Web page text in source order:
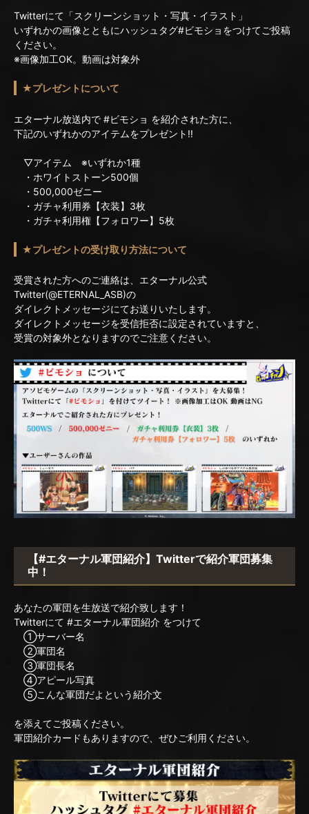
Twitterにて「スクリーンショット・写真・イラスト」
いずれかの画像とともにハッシュタグ#ビモショをつけてご投稿
ください。
※画像加工OK。動画は対象外
★プレゼントについて
エターナル放送内で #ビモショ を紹介された方に、
下記のいずれかのアイテムをプレゼント!!
▽アイテム ※いずれか1種
・ホワイトストーン500個
・500,000ゼニー
・ガチャ利用券【衣装】3枚
・ガチャ利用権【フォロワー】5枚
★プレゼントの受け取り方法について
受賞された方へのご連絡は、エターナル公式
Twitter(@ETERNAL_ASB)の
ダイレクトメッセージにてお送りいたします。
ダイレクトメッセージを受信拒否に設定されていますと、
受賞の対象外となりますのでご注意ください。
【#エターナル軍団紹介】Twitterで紹介軍団募集
中！
あなたの軍団を生放送で紹介致します！
Twitterにて #エターナル軍団紹介 をつけて
①サーバー名
②軍団名
③軍団長名
④アピール写真
⑤こんな軍団だよという紹介文
を添えてご投稿ください。
軍団紹介カードもありますので、ぜひご利用ください。